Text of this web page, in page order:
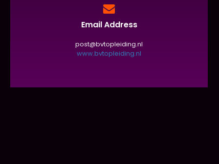
Email Address
post@bvtopleiding.nl
www.bvtopleiding.nl